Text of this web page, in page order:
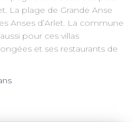
La plage de Grande Anse
Anses d’Arlet. La commune
pour ces villas
et ses restaurants de